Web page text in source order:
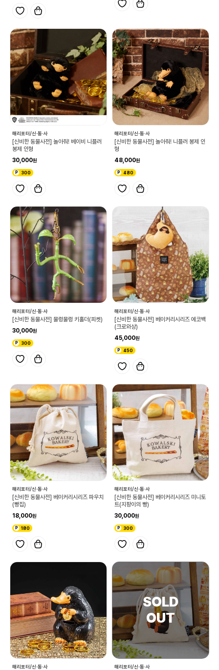
해리포터/신·동·사
[신비한 동물사전] 놀아줘! 베이비 니플러
봉제 인형
30,000
300
해리포터/신·동·사
[신비한 동물사전] 놀아줘! 니플러 봉제 인
형
48,000
480
해리포터/신·동·사
[신비한 동물사전] 물렁물렁 키홀더(피켓)
30,000
300
해리포터/신·동·사
[신비한 동물사전] 베이커리시리즈 에코백
(크로와상)
45,000
450
해리포터/신·동·사
[신비한 동물사전] 베이커리시리즈 파우치
(빵집)
18,000
180
해리포터/신·동·사
[신비한 동물사전] 베이커리시리즈 미니토
트(지팡이의 빵)
30,000
300
해리포터/신·동·사 해리포터/신·동·사